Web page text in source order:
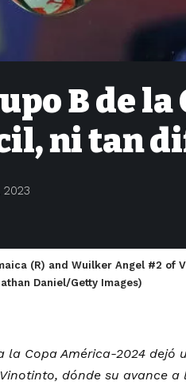
B de la
ni tan
2023
(R) and Wuilker Angel #2
Daniel/Getty Images)
la Copa América-2024 dejó
dónde su avance a